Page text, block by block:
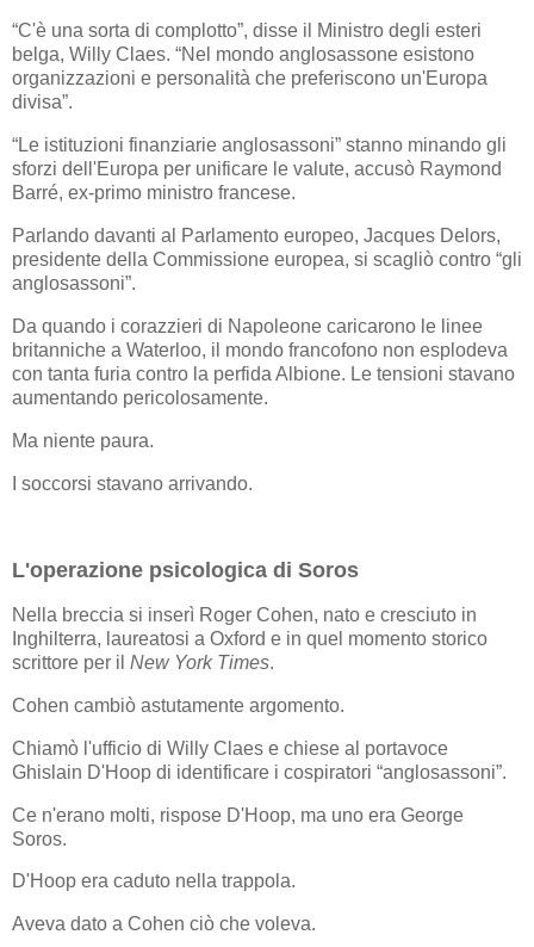
“C'è una sorta di complotto”, disse il Ministro degli esteri
belga, Willy Claes. “Nel mondo anglosassone esistono
organizzazioni e personalità che preferiscono un'Europa
divisa”.
“Le istituzioni finanziarie anglosassoni” stanno minando gli
sforzi dell'Europa per unificare le valute, accusò Raymond
Barré, ex-primo ministro francese.
Parlando davanti al Parlamento europeo, Jacques Delors,
presidente della Commissione europea, si scagliò contro “gli
anglosassoni”.
Da quando i corazzieri di Napoleone caricarono le linee
britanniche a Waterloo, il mondo francofono non esplodeva
con tanta furia contro la perfida Albione. Le tensioni stavano
aumentando pericolosamente.
Ma niente paura.
I soccorsi stavano arrivando.
L'operazione psicologica di Soros
Nella breccia si inserì Roger Cohen, nato e cresciuto in
Inghilterra, laureatosi a Oxford e in quel momento storico
scrittore per il New York Times.
Cohen cambiò astutamente argomento.
Chiamò l'ufficio di Willy Claes e chiese al portavoce
Ghislain D'Hoop di identificare i cospiratori “anglosassoni”.
Ce n'erano molti, rispose D'Hoop, ma uno era George
Soros.
D'Hoop era caduto nella trappola.
Aveva dato a Cohen ciò che voleva.